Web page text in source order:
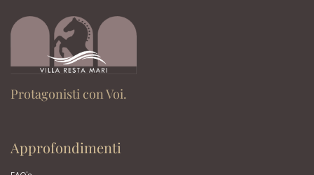
Protagonisti con Voi.
Approfondimenti